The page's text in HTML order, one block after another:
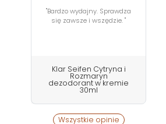
"Bardzo wydajny. Sprawdza
się zawsze i wszędzie. "
Klar Seifen Cytryna i
Rozmaryn
dezodorant w kremie
30ml
Wszystkie opinie